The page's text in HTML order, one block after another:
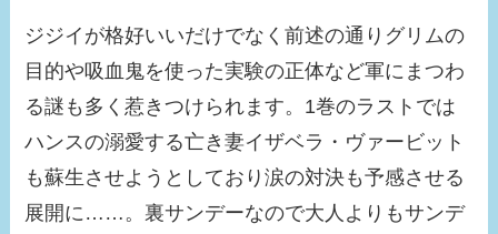
ジジイが格好いいだけでなく前述の通りグリムの
目的や吸血鬼を使った実験の正体など軍にまつわ
る謎も多く惹きつけられます。1巻のラストでは
ハンスの溺愛する亡き妻イザベラ・ヴァービット
も蘇生させようとしており涙の対決も予感させる
展開に……。裏サンデーなので大人よりもサンデ